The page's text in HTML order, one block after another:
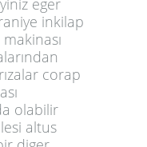
eger
inkilap
corap
olabilir
altus